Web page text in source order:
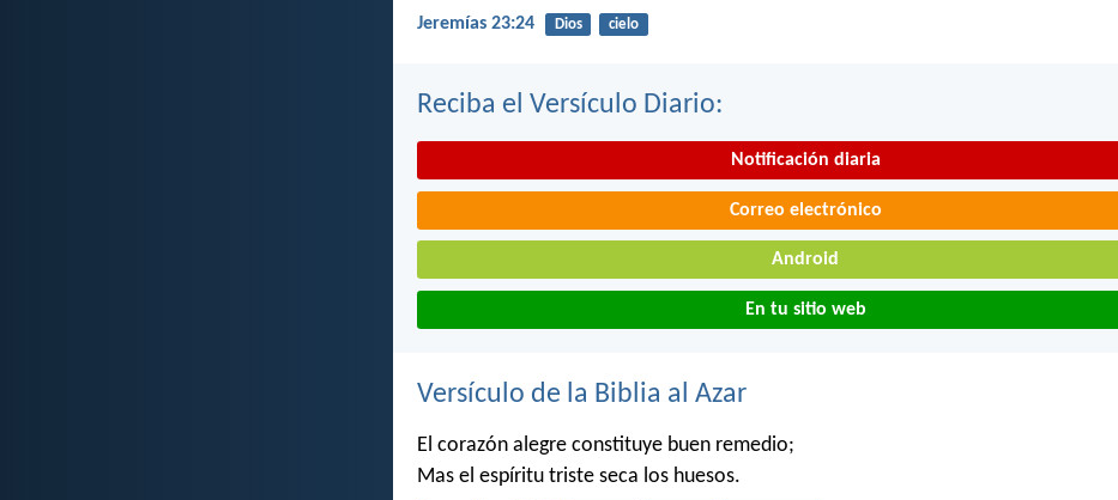
Jeremías 23:24 Dios cielo
Reciba el Versículo Diario:
Notificación diaria
Correo electrónico
Android
En tu sitio web
Versículo de la Biblia al Azar
El corazón alegre constituye buen remedio;
Mas el espíritu triste seca los huesos.